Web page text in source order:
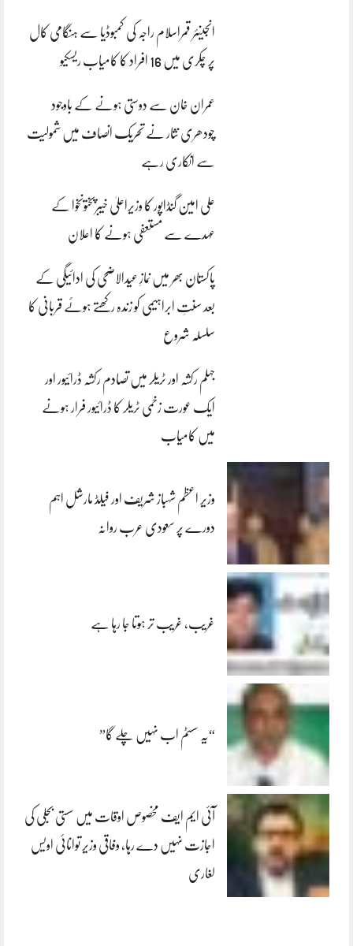
انجینئر قمراسلام راجہ کی کمبوڈیا سے ہنگامی کال
پر چکری میں 16 افراد کا کامیاب ریسکیو
عمران خان سے دوستی ہونے کے باوجود
چودھری نثار نے تحریک انصاف میں شمولیت
سے انکاری رہے
علی امین گنڈاپور کا وزیراعلیٰ خیبرپختونخوا کے
عہدے سے مستعفی ہونے کا اعلان
پاکستان بھر میں نمازِ عیدالاضحی کی ادائیگی کے
بعد سنتِ ابراہیمی کو زندہ رکھتے ہوئے قربانی کا
سلسلہ شروع
جہلم رکشہ اور ٹریلر میں تصادم رکشہ ڈرائیور اور
ایک عورت زخمی ٹریلر کا ڈرائیور فرار ہونے
میں کامیاب
وزیر اعظم شہباز شریف اور فیلڈ مارشل اہم
دورے پر سعودی عرب روانہ
غریب، غریب تر ہوتا جا رہا ہے
“یہ سسٹم اب نہیں چلے گا”
آئی ایم ایف مخصوص اوقات میں سستی بجلی کی
اجازت نہیں دے رہا، وفاقی وزیر توانائی اویس
لغاری